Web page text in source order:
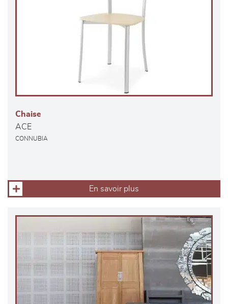
Chaise
ACE
CONNUBIA
En savoir plus